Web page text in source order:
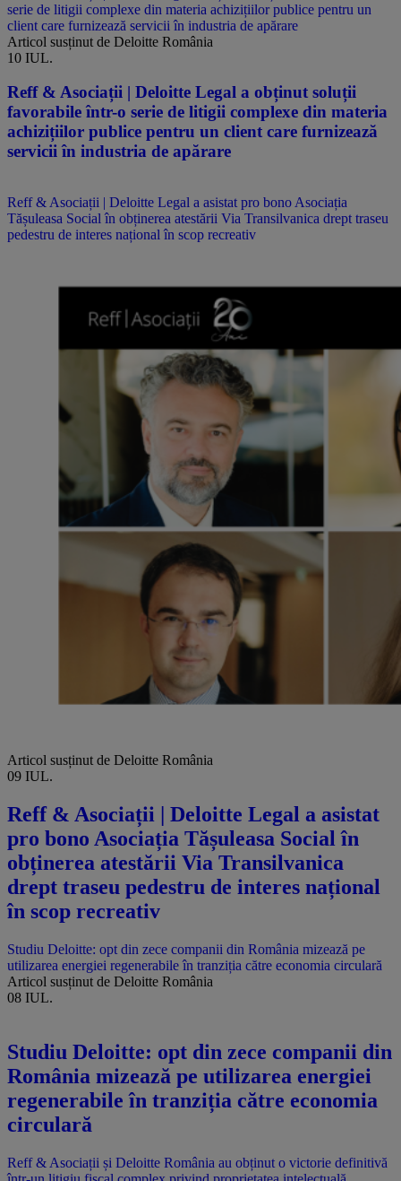
serie de litigii complexe din materia achizițiilor publice pentru un
client care furnizează servicii în industria de apărare
Articol susținut de Deloitte România
10 IUL.
Reff & Asociații | Deloitte Legal a obținut soluții
favorabile într-o serie de litigii complexe din materia
achizițiilor publice pentru un client care furnizează
servicii în industria de apărare
Reff & Asociații | Deloitte Legal a asistat pro bono Asociația
Tășuleasa Social în obținerea atestării Via Transilvanica drept traseu
pedestru de interes național în scop recreativ
Articol susținut de Deloitte România
09 IUL.
Reff & Asociații | Deloitte Legal a asistat
pro bono Asociația Tășuleasa Social în
obținerea atestării Via Transilvanica
drept traseu pedestru de interes național
în scop recreativ
Studiu Deloitte: opt din zece companii din România mizează pe
utilizarea energiei regenerabile în tranziția către economia circulară
Articol susținut de Deloitte România
08 IUL.
Studiu Deloitte: opt din zece companii din
România mizează pe utilizarea energiei
regenerabile în tranziția către economia
circulară
Reff & Asociații și Deloitte România au obținut o victorie definitivă